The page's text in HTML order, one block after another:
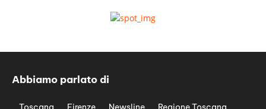
Abbiamo parlato di